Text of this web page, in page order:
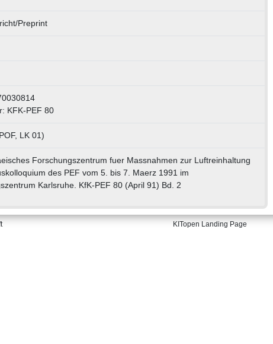
Preprint
KFK-PEF 80
LK 01)
Forschungszentrum fuer Massnahmen zur Luftreinhaltung
des PEF vom 5. bis 7. Maerz 1991 im
Karlsruhe. KfK-PEF 80 (April 91) Bd. 2
KITopen Landing Page